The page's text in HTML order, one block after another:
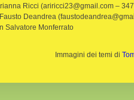
Ricci (ariricci23@gmail.com –
Deandrea
Salvatore Monferrato
Immagini dei temi di